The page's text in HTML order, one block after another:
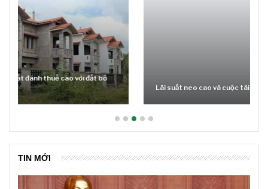
Lãi suất neo cao và cuộc tái cơ cấu trên thị trường BĐS
TIN MỚI